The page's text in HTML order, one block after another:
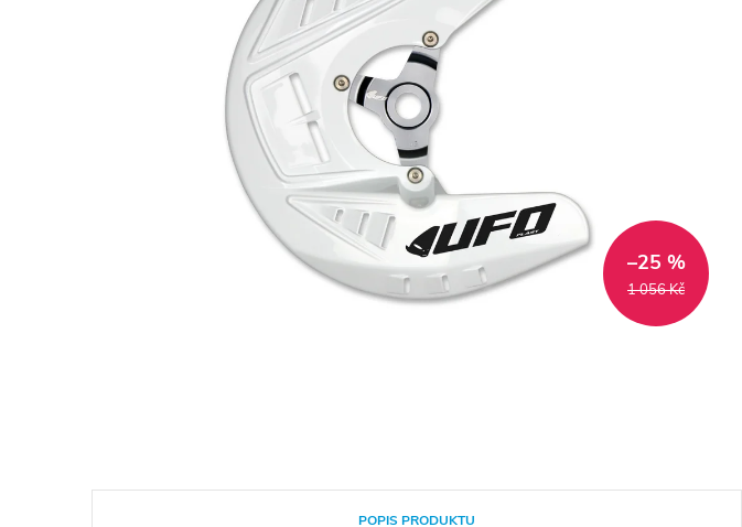
1 056 Kč
–25 %
POPIS PRODUKTU